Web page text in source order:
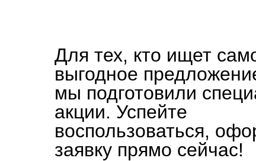
Для тех, кто ищет
выгодное
мы подготовили
акции. Успейте
воспользоваться,
заявку прямо сейчас!